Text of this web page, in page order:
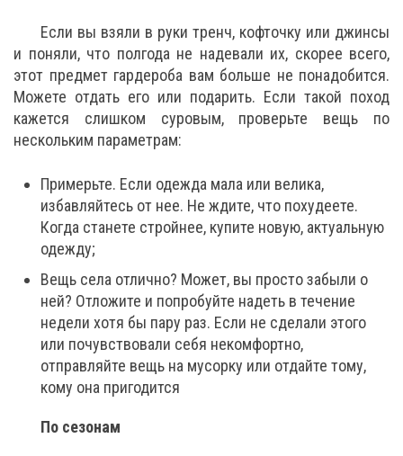
Если вы взяли в руки тренч, кофточку или джинсы
и поняли, что полгода не надевали их, скорее всего,
этот предмет гардероба вам больше не понадобится.
Можете отдать его или подарить. Если такой поход
кажется слишком суровым, проверьте вещь по
нескольким параметрам:
Примерьте. Если одежда мала или велика,
избавляйтесь от нее. Не ждите, что похудеете.
Когда станете стройнее, купите новую, актуальную
одежду;
Вещь села отлично? Может, вы просто забыли о
ней? Отложите и попробуйте надеть в течение
недели хотя бы пару раз. Если не сделали этого
или почувствовали себя некомфортно,
отправляйте вещь на мусорку или отдайте тому,
кому она пригодится
По сезонам